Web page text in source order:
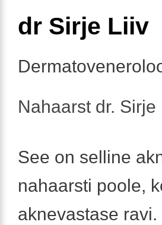
dr Sirje Liiv
Nahaarst dr.
See on selline
nahaarsti poole,
aknevastase ravi.